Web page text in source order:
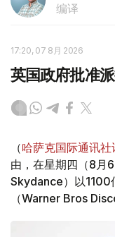
编译
17:20, 07 8月 2026
英国政府批准
（哈萨克国际通讯社
由，在星期四（8月
Skydance）以1100
（Warner Bros